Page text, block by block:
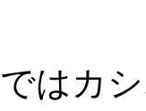
はカシ